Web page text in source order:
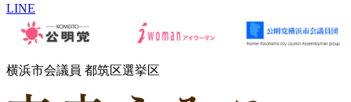
LINE
横浜市会議員 都筑区選挙区